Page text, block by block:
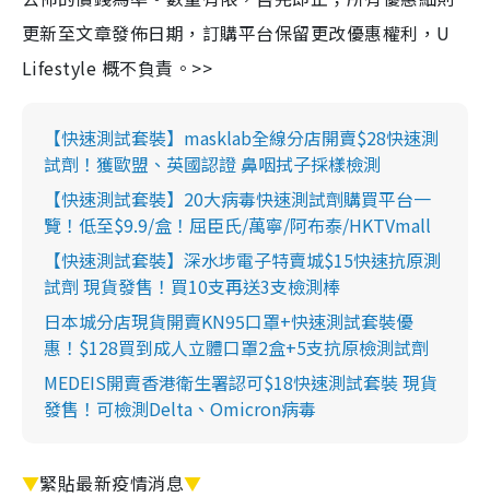
更新至文章發佈日期，訂購平台保留更改優惠權利，U
Lifestyle 概不負責。>>
【快速測試套裝】masklab全線分店開賣$28快速測
試劑！獲歐盟、英國認證 鼻咽拭子採樣檢測
【快速測試套裝】20大病毒快速測試劑購買平台一
覽！低至$9.9/盒！屈臣氏/萬寧/阿布泰/HKTVmall
【快速測試套裝】深水埗電子特賣城$15快速抗原測
試劑 現貨發售！買10支再送3支檢測棒
日本城分店現貨開賣KN95口罩+快速測試套裝優
惠！$128買到成人立體口罩2盒+5支抗原檢測試劑
MEDEIS開賣香港衛生署認可$18快速測試套裝 現貨
發售！可檢測Delta、Omicron病毒
▼緊貼最新疫情消息▼